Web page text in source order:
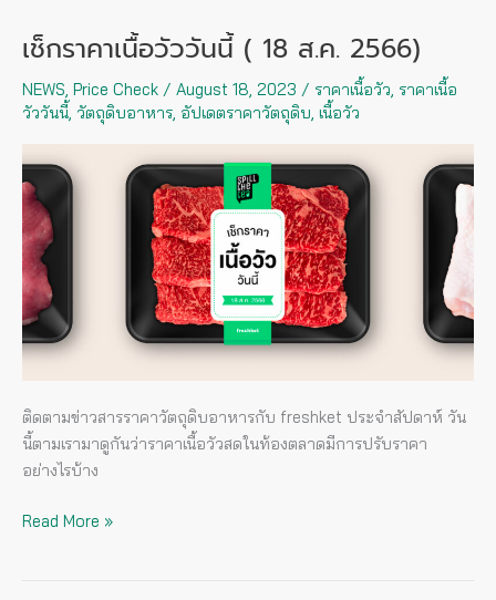
เช็กราคาเนื้อวัววันนี้ ( 18 ส.ค. 2566)
NEWS, Price Check / August 18, 2023 / ราคาเนื้อวัว, ราคาเนื้อ
วัววันนี้, วัตถุดิบอาหาร, อัปเดตราคาวัตถุดิบ, เนื้อวัว
ติดตามข่าวสารราคาวัตถุดิบอาหารกับ freshket ประจำสัปดาห์ วัน
นี้ตามเรามาดูกันว่าราคาเนื้อวัวสดในท้องตลาดมีการปรับราคา
อย่างไรบ้าง
เช็
คา
เนื้อ
วัว
วัน
นี้
(
18
ส.ค.
2566)
Read More »